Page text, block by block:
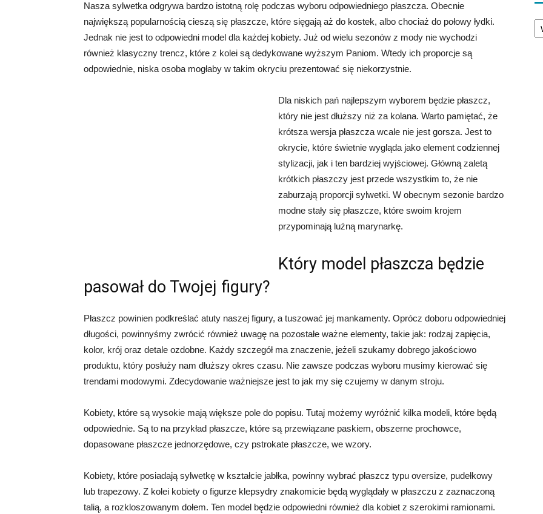
Nasza sylwetka odgrywa bardzo istotną rolę podczas wyboru odpowiedniego płaszcza. Obecnie
największą popularnością cieszą się płaszcze, które sięgają aż do kostek, albo chociaż do połowy łydki.
Jednak nie jest to odpowiedni model dla każdej kobiety. Już od wielu sezonów z mody nie wychodzi
również klasyczny trencz, które z kolei są dedykowane wyższym Paniom. Wtedy ich proporcje są
odpowiednie, niska osoba mogłaby w takim okryciu prezentować się niekorzystnie.
Dla niskich pań najlepszym wyborem będzie płaszcz,
który nie jest dłuższy niż za kolana. Warto pamiętać, że
krótsza wersja płaszcza wcale nie jest gorsza. Jest to
okrycie, które świetnie wygląda jako element codziennej
stylizacji, jak i ten bardziej wyjściowej. Główną zaletą
krótkich płaszczy jest przede wszystkim to, że nie
zaburzają proporcji sylwetki. W obecnym sezonie bardzo
modne stały się płaszcze, które swoim krojem
przypominają luźną marynarkę.
Który model płaszcza będzie
pasował do Twojej figury?
Płaszcz powinien podkreślać atuty naszej figury, a tuszować jej mankamenty. Oprócz doboru odpowiedniej
długości, powinnyśmy zwrócić również uwagę na pozostałe ważne elementy, takie jak: rodzaj zapięcia,
kolor, krój oraz detale ozdobne. Każdy szczegół ma znaczenie, jeżeli szukamy dobrego jakościowo
produktu, który posłuży nam dłuższy okres czasu. Nie zawsze podczas wyboru musimy kierować się
trendami modowymi. Zdecydowanie ważniejsze jest to jak my się czujemy w danym stroju.
Kobiety, które są wysokie mają większe pole do popisu. Tutaj możemy wyróżnić kilka modeli, które będą
odpowiednie. Są to na przykład płaszcze, które są przewiązane paskiem, obszerne prochowce,
dopasowane płaszcze jednorzędowe, czy pstrokate płaszcze, we wzory.
Kobiety, które posiadają sylwetkę w kształcie jabłka, powinny wybrać płaszcz typu oversize, pudełkowy
lub trapezowy. Z kolei kobiety o figurze klepsydry znakomicie będą wyglądały w płaszczu z zaznaczoną
talią, a rozkloszowanym dołem. Ten model będzie odpowiedni również dla kobiet z szerokimi ramionami.